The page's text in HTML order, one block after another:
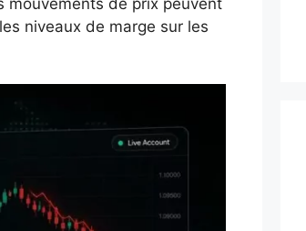
niveaux de marge sur les